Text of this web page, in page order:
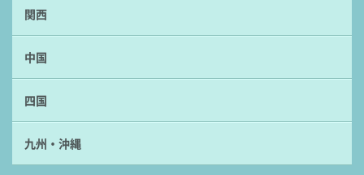
関西
中国
四国
九州・沖縄